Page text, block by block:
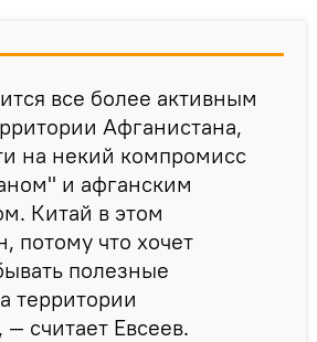
все более активным
Афганистана,
на некий компромисс
и афганским
Китай в этом
потому что хочет
полезные
территории
считает Евсеев.